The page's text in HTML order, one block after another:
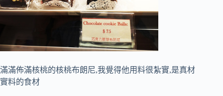
滿滿佈滿核桃的核桃布朗尼,我覺得他用料很紮實,是真材
實料的食材